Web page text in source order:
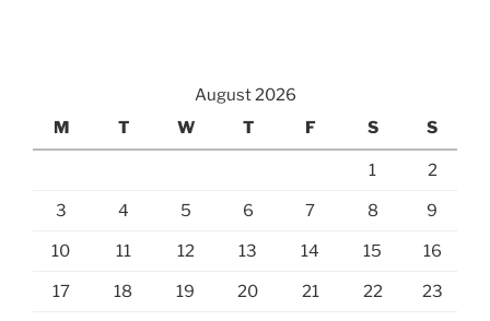
August 2026
M
T W T F S S
1 2
3 4 5 6 7 8 9
10 11 12 13 14 15 16
17 18 19 20 21 22 23